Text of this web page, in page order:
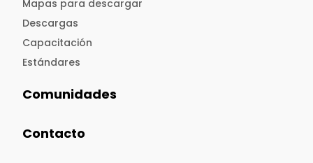
Mapas para descargar
Descargas
Capacitación
Estándares
Comunidades
Contacto